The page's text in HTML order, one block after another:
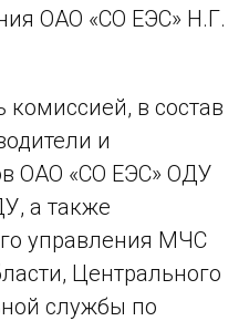
ОАО «СО ЕЭС» Н.Г.
в состав
и
ОАО «СО ЕЭС» ОДУ
а также
управления МЧС
Центрального
службы по